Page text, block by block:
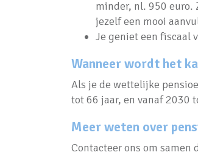
minder, nl. 950 euro.
jezelf een mooi
Je geniet een fiscaal
Wanneer wordt het
Als je de wettelijke
tot 66 jaar, en vanaf 2030
Meer weten over
Contacteer ons om samen